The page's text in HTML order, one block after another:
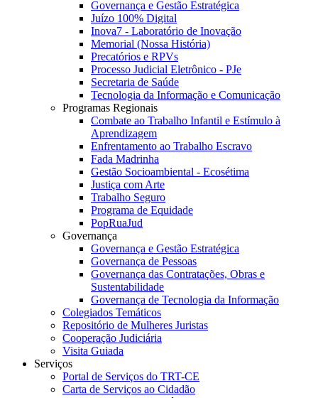
Governança e Gestão Estratégica
Juízo 100% Digital
Inova7 - Laboratório de Inovação
Memorial (Nossa História)
Precatórios e RPVs
Processo Judicial Eletrônico - PJe
Secretaria de Saúde
Tecnologia da Informação e Comunicação
Programas Regionais
Combate ao Trabalho Infantil e Estímulo à
Aprendizagem
Enfrentamento ao Trabalho Escravo
Fada Madrinha
Gestão Socioambiental - Ecosétima
Justiça com Arte
Trabalho Seguro
Programa de Equidade
PopRuaJud
Governança
Governança e Gestão Estratégica
Governança de Pessoas
Governança das Contratações, Obras e
Sustentabilidade
Governança de Tecnologia da Informação
Colegiados Temáticos
Repositório de Mulheres Juristas
Cooperação Judiciária
Visita Guiada
Serviços
Portal de Serviços do TRT-CE
Carta de Serviços ao Cidadão